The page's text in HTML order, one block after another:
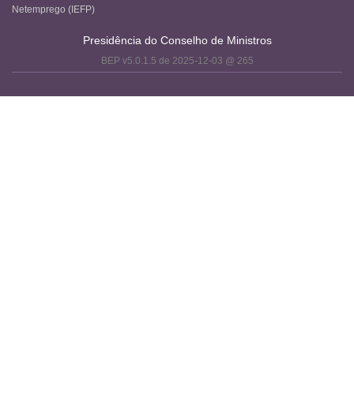
Netemprego (IEFP)
Presidência do Conselho de Ministros
BEP v5.0.1.5 de 2025-12-03 @ 265